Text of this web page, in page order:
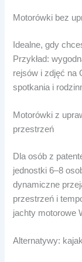
Motorówki bez
Idealne, gdy
Przykład:
rejsów i zdjęć na
spotkania i
Motorówki z
przestrzeń
Dla osób z
jednostki 6–8
dynamiczne
przestrzeń i
jachty motorowe
Alternatywy: